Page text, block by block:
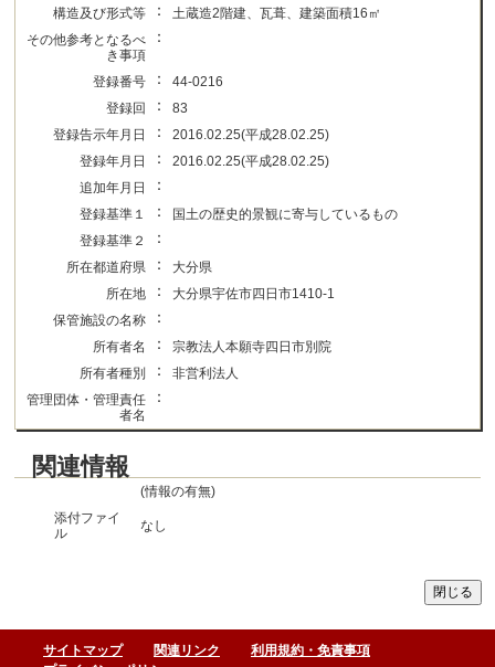
構造及び形式等
：
土蔵造2階建、瓦葺、建築面積16㎡
その他参考となるべ
き事項
：
登録番号 ：
44-0216
登録回
：
83
登録告示年月日
：
2016.02.25(平成28.02.25)
登録年月日
：
2016.02.25(平成28.02.25)
追加年月日
：
登録基準１ ：
国土の歴史的景観に寄与しているもの
登録基準２
：
所在都道府県 ：
大分県
所在地
：
大分県宇佐市四日市1410-1
保管施設の名称
：
所有者名 ：
宗教法人本願寺四日市別院
所有者種別
：
非営利法人
管理団体・管理責任
者名
：
関連情報
(情報の有無)
添付ファイ
ル
なし
サイトマップ 関連リンク
利用規約・免責事項